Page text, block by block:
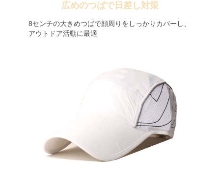
広めのつばで日差し対策
8センチの大きめつばで顔周りをしっかりカバーし、
アウトドア活動に最適